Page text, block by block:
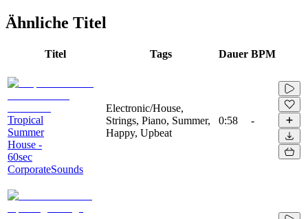
Ähnliche Titel
Titel Tags Dauer BPM
Tropical
Summer
House -
60sec
CorporateSounds
Electronic/House,
Strings, Piano, Summer,
Happy, Upbeat
0:58 -